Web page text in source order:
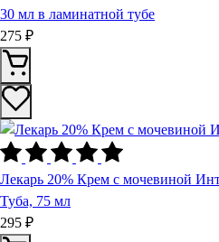
30 мл в ламинатной тубе
275 ₽
Лекарь 20% Крем с мочевиной
Туба, 75 мл
295 ₽